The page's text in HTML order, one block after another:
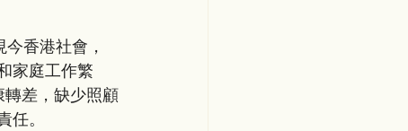
家庭工作繁
轉差，缺少照顧
。